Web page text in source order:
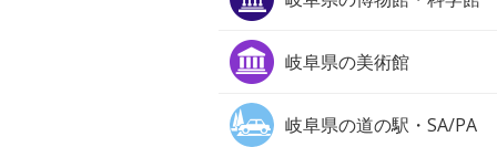
岐阜県の美術館
岐阜県の道の駅・SA/PA